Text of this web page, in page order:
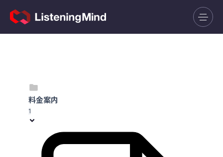
料金案内
1